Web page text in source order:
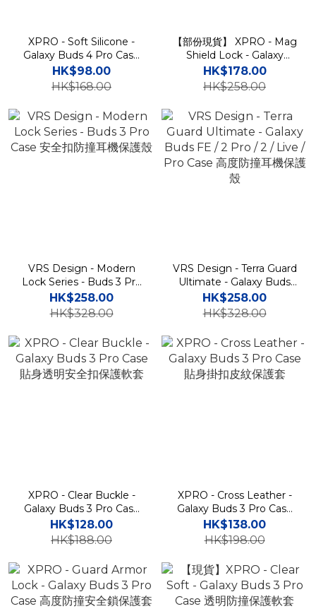
XPRO - Soft Silicone -
Galaxy Buds 4 Pro Case
貼身舒適手感矽膠保護軟套
HK$98.00
HK$168.00
【部份現貨】 XPRO - Mag
Shield Lock - Galaxy
Buds 3 Pro Case 高度防撞
安全鎖支架磁吸充電保護套
HK$178.00
HK$258.00
VRS Design - Modern
Lock Series - Buds 3 Pro
Case 安全扣防撞耳機保護
殼
HK$258.00
HK$328.00
VRS Design - Terra Guard
Ultimate - Galaxy Buds
FE / 2 Pro / 2 / Live / Pro
Case 高度防撞耳機保護殼
HK$258.00
HK$328.00
XPRO - Clear Buckle -
Galaxy Buds 3 Pro Case
貼身透明安全扣保護軟套
HK$128.00
HK$188.00
XPRO - Cross Leather -
Galaxy Buds 3 Pro Case
貼身掛扣皮紋保護套
HK$138.00
HK$198.00